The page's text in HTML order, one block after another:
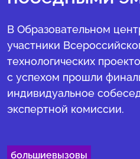
В Образовательном
участники
технологических
с успехом прошли
индивидуальное
экспертной комиссии.
большиевызовы